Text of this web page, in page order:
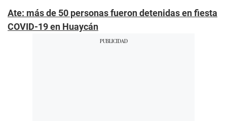
Ate: más de 50 personas fueron detenidas en fiesta
COVID-19 en Huaycán